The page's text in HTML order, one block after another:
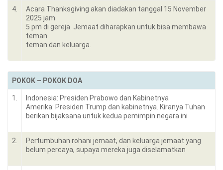
4.
Acara Thanksgiving akan diadakan tanggal 15 November
2025 jam
5 pm di gereja. Jemaat diharapkan untuk bisa membawa
teman
teman dan keluarga.
POKOK – POKOK DOA
1.
Indonesia: Presiden Prabowo dan Kabinetnya
Amerika: Presiden Trump dan kabinetnya. Kiranya Tuhan
berikan bijaksana untuk kedua pemimpin negara ini
2.
Pertumbuhan rohani jemaat, dan keluarga jemaat yang
belum percaya, supaya mereka juga diselamatkan